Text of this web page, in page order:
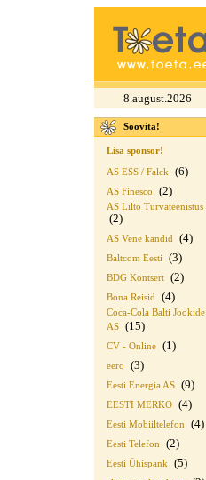
8.august.2026
Soovita!
Lisa sponsor!
AS ESS / Falck (6)
AS Finesco (2)
AS Lilto Turvateenistus
(2)
AS Vene kandid (4)
Baltcom Eesti (3)
BDG Kontsert (2)
Bona Reisid (4)
Coca-Cola Balti Jookide
AS
(15)
CV - Online (1)
eero (3)
Eesti Energia AS (9)
EESTI MERKO (4)
Eesti Mobiiltelefon (4)
Eesti Telefon (2)
Eesti Ühispank (5)